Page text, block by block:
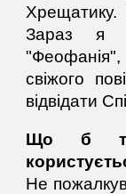
Хрещатику.
Зараз я
свіжого
відвідати
Що б ти
Не